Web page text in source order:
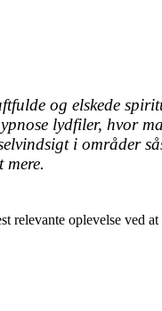
og elskede
lydfiler, hvor
i områder
relevante oplevelse ved